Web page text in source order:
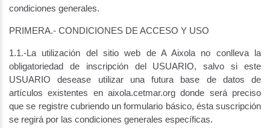
condiciones generales.
PRIMERA.- CONDICIONES DE ACCESO Y USO
1.1.-La utilización del sitio web de A Aixola no conlleva la
obligatoriedad de inscripción del USUARIO, salvo si este
USUARIO desease utilizar una futura base de datos de
artículos existentes en aixola.cetmar.org donde será preciso
que se registre cubriendo un formulario básico, ésta suscripción
se regirá por las condiciones generales específicas.